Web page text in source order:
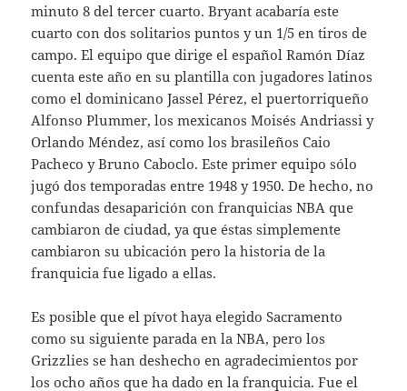
minuto 8 del tercer cuarto. Bryant acabaría este
cuarto con dos solitarios puntos y un 1/5 en tiros de
campo. El equipo que dirige el español Ramón Díaz
cuenta este año en su plantilla con jugadores latinos
como el dominicano Jassel Pérez, el puertorriqueño
Alfonso Plummer, los mexicanos Moisés Andriassi y
Orlando Méndez, así como los brasileños Caio
Pacheco y Bruno Caboclo. Este primer equipo sólo
jugó dos temporadas entre 1948 y 1950. De hecho, no
confundas desaparición con franquicias NBA que
cambiaron de ciudad, ya que éstas simplemente
cambiaron su ubicación pero la historia de la
franquicia fue ligado a ellas.
Es posible que el pívot haya elegido Sacramento
como su siguiente parada en la NBA, pero los
Grizzlies se han deshecho en agradecimientos por
los ocho años que ha dado en la franquicia. Fue el